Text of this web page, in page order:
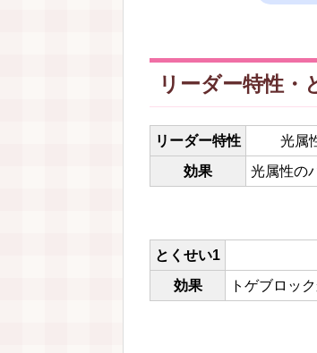
リーダー特性・
リーダー特性
光属
効果
光属性の
とくせい1
効果
トゲブロッ